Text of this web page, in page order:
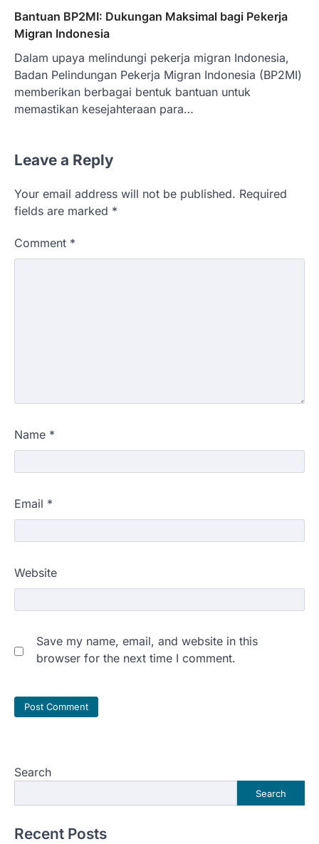
Bantuan BP2MI: Dukungan Maksimal bagi Pekerja
Migran Indonesia
Dalam upaya melindungi pekerja migran Indonesia,
Badan Pelindungan Pekerja Migran Indonesia (BP2MI)
memberikan berbagai bentuk bantuan untuk
memastikan kesejahteraan para…
Leave a Reply
Your email address will not be published. Required
fields are marked *
Comment *
Name *
Email *
Website
Save my name, email, and website in this
browser for the next time I comment.
Search
Search
Recent Posts